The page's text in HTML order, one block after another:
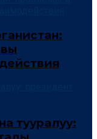
тууралуу: